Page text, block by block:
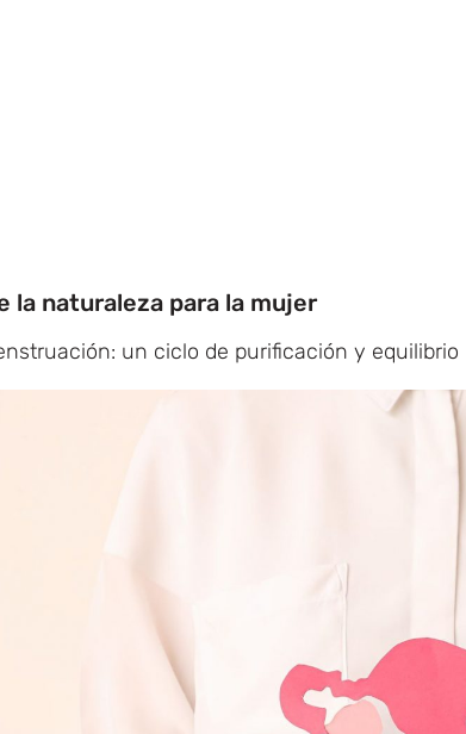
la naturaleza para la mujer
un ciclo de purificación y equilibrio